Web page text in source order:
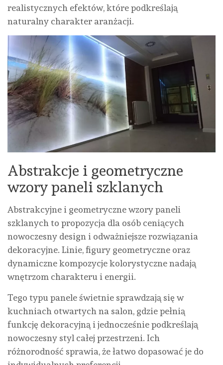
realistycznych efektów, które podkreślają
naturalny charakter aranżacji.
Abstrakcje i geometryczne
wzory paneli szklanych
Abstrakcyjne i geometryczne wzory paneli
szklanych to propozycja dla osób ceniących
nowoczesny design i odważniejsze rozwiązania
dekoracyjne. Linie, figury geometryczne oraz
dynamiczne kompozycje kolorystyczne nadają
wnętrzom charakteru i energii.
Tego typu panele świetnie sprawdzają się w
kuchniach otwartych na salon, gdzie pełnią
funkcję dekoracyjną i jednocześnie podkreślają
nowoczesny styl całej przestrzeni. Ich
różnorodność sprawia, że łatwo dopasować je do